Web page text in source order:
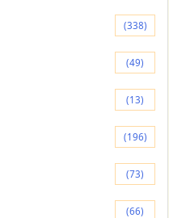
(338)
(49)
(13)
(196)
(73)
(66)